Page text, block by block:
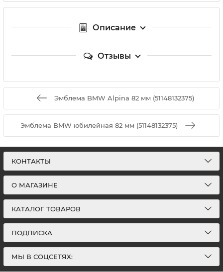
Описание
Отзывы
Эмблема BMW Alpina 82 мм (51148132375)
Эмблема BMW юбилейная 82 мм (51148132375)
КОНТАКТЫ
О МАГАЗИНЕ
КАТАЛОГ ТОВАРОВ
ПОДПИСКА
МЫ В СОЦСЕТЯХ: